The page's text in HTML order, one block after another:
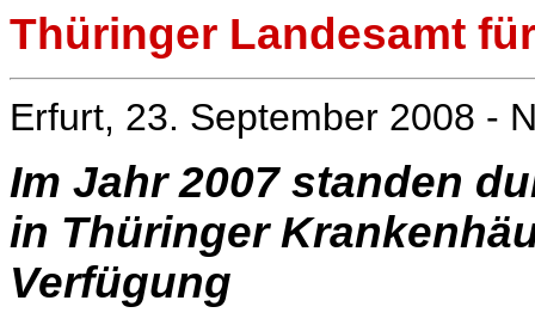
Thüringer Landesamt
Erfurt, 23. September 2008 -
Im Jahr 2007 standen
in Thüringer
Verfügung